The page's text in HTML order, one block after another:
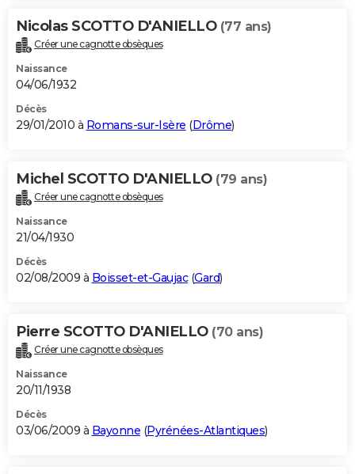
Nicolas SCOTTO D'ANIELLO (77 ans)
Créer une cagnotte obsèques
Naissance
04/06/1932
Décès
29/01/2010 à Romans-sur-Isère (Drôme)
Michel SCOTTO D'ANIELLO (79 ans)
Créer une cagnotte obsèques
Naissance
21/04/1930
Décès
02/08/2009 à Boisset-et-Gaujac(Gard)
Pierre SCOTTO D'ANIELLO (70 ans)
Créer une cagnotte obsèques
Naissance
20/11/1938
Décès
03/06/2009 à Bayonne (Pyrénées-Atlantiques)